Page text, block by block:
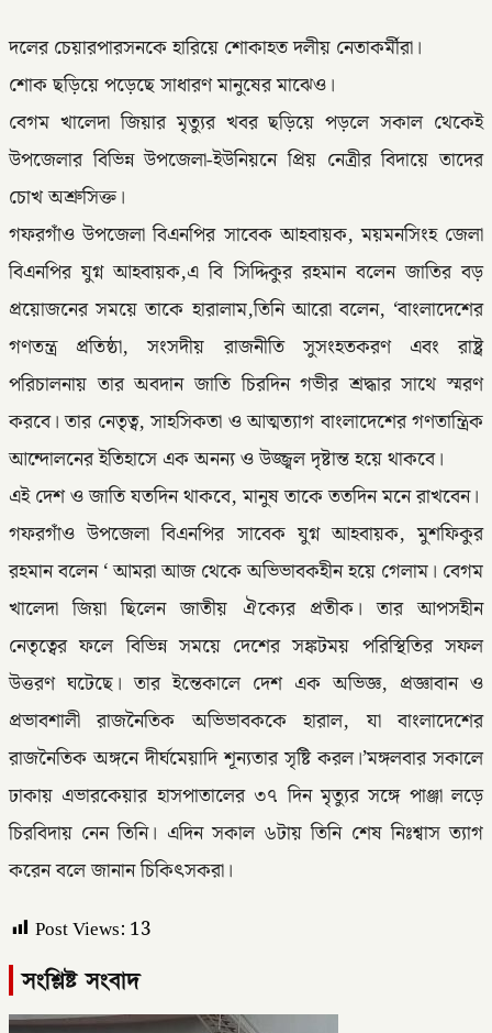
দলের চেয়ারপারসনকে হারিয়ে শোকাহত দলীয় নেতাকর্মীরা।
শোক ছড়িয়ে পড়েছে সাধারণ মানুষের মাঝেও।
বেগম খালেদা জিয়ার মৃত্যুর খবর ছড়িয়ে পড়লে সকাল থেকেই
উপজেলার বিভিন্ন উপজেলা-ইউনিয়নে প্রিয় নেত্রীর বিদায়ে তাদের
চোখ অশ্রুসিক্ত।
গফরগাঁও উপজেলা বিএনপির সাবেক আহবায়ক, ময়মনসিংহ জেলা
বিএনপির যুগ্ন আহবায়ক,এ বি সিদ্দিকুর রহমান বলেন জাতির বড়
প্রয়োজনের সময়ে তাকে হারালাম,তিনি আরো বলেন, ‘বাংলাদেশের
গণতন্ত্র প্রতিষ্ঠা, সংসদীয় রাজনীতি সুসংহতকরণ এবং রাষ্ট্র
পরিচালনায় তার অবদান জাতি চিরদিন গভীর শ্রদ্ধার সাথে স্মরণ
করবে। তার নেতৃত্ব, সাহসিকতা ও আত্মত্যাগ বাংলাদেশের গণতান্ত্রিক
আন্দোলনের ইতিহাসে এক অনন্য ও উজ্জ্বল দৃষ্টান্ত হয়ে থাকবে।
এই দেশ ও জাতি যতদিন থাকবে, মানুষ তাকে ততদিন মনে রাখবেন।
গফরগাঁও উপজেলা বিএনপির সাবেক যুগ্ন আহবায়ক, মুশফিকুর
রহমান বলেন ‘ আমরা আজ থেকে অভিভাবকহীন হয়ে গেলাম। বেগম
খালেদা জিয়া ছিলেন জাতীয় ঐক্যের প্রতীক। তার আপসহীন
নেতৃত্বের ফলে বিভিন্ন সময়ে দেশের সঙ্কটময় পরিস্থিতির সফল
উত্তরণ ঘটেছে। তার ইন্তেকালে দেশ এক অভিজ্ঞ, প্রজ্ঞাবান ও
প্রভাবশালী রাজনৈতিক অভিভাবককে হারাল, যা বাংলাদেশের
রাজনৈতিক অঙ্গনে দীর্ঘমেয়াদি শূন্যতার সৃষ্টি করল।’মঙ্গলবার সকালে
ঢাকায় এভারকেয়ার হাসপাতালের ৩৭ দিন মৃত্যুর সঙ্গে পাঞ্জা লড়ে
চিরবিদায় নেন তিনি। এদিন সকাল ৬টায় তিনি শেষ নিঃশ্বাস ত্যাগ
করেন বলে জানান চিকিৎসকরা।
Post Views: 13
সংশ্লিষ্ট সংবাদ